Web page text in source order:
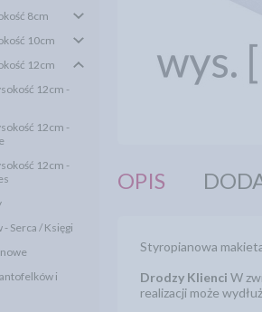
8cm
10cm
12cm
12cm -
12cm -
12cm -
Serca / Księgi
i
OPIS
Styropianowa
Drodzy Klienci W
realizacji może